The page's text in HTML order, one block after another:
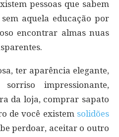
pessoas que sabem
aquela educação por
encontrar almas nuas
ter aparência elegante,
impressionante,
da loja, comprar sapato
de você existem solidões
perdoar, aceitar o outro